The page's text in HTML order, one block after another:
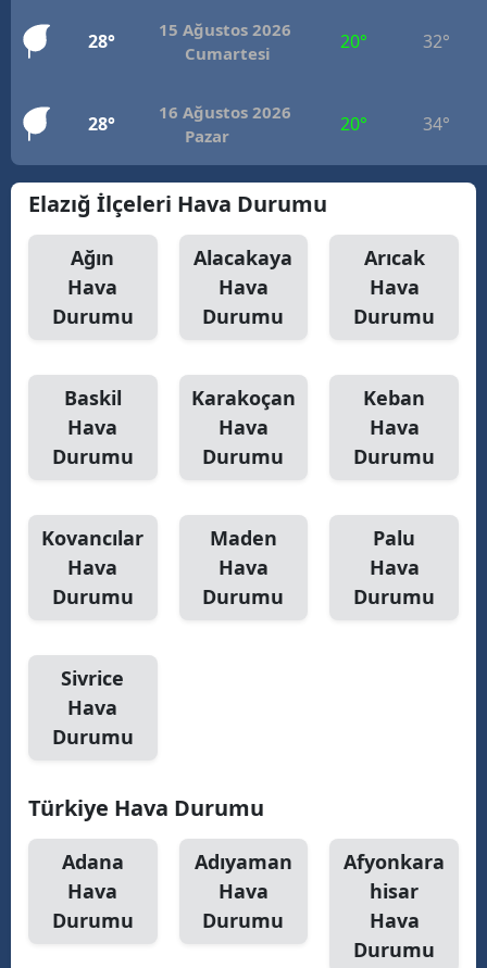
Malatya
Manisa
Kahramanmaraş
Mardin
Muğla
Muş
Nevşehir
Ordu
Sivas
Tekirdağ
Tokat
28°
15 Ağustos 2026
Cumartesi
20° 32°
28°
16 Ağustos 2026
Pazar
20° 34°
Elazığ İlçeleri Hava Durumu
Ağın
Hava
Durumu
Alacakaya
Hava
Durumu
Arıcak
Hava
Durumu
Baskil
Hava
Durumu
Karakoçan
Hava
Durumu
Keban
Hava
Durumu
Kovancılar
Hava
Durumu
Maden
Hava
Durumu
Palu
Hava
Durumu
Sivrice
Hava
Durumu
Türkiye Hava Durumu
Adana
Hava
Durumu
Adıyaman
Hava
Durumu
Afyonkara
hisar
Hava
Durumu